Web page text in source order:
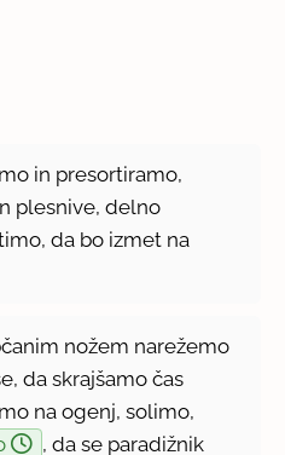
in presortiramo,
plesnive, delno
da bo izmet na
nožem narežemo
da skrajšamo čas
na ogenj, solimo,
, da se paradižnik